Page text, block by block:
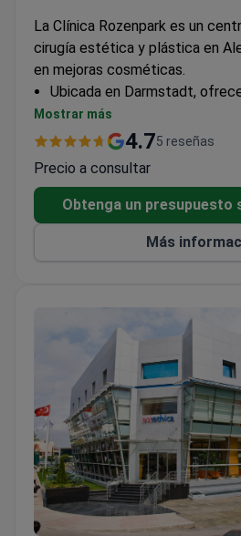
La Clínica Rozenpark es un
cirugía estética y plástica en
en mejoras cosméticas.
Ubicada en Darmstadt,
tratamientos de cosmetología
Dedicada a procedimientos
quirúrgicas y no quirúrgicas
Mostrar más
4.75 reseñas
Precio a consultar
Obtenga un presupuesto
Más